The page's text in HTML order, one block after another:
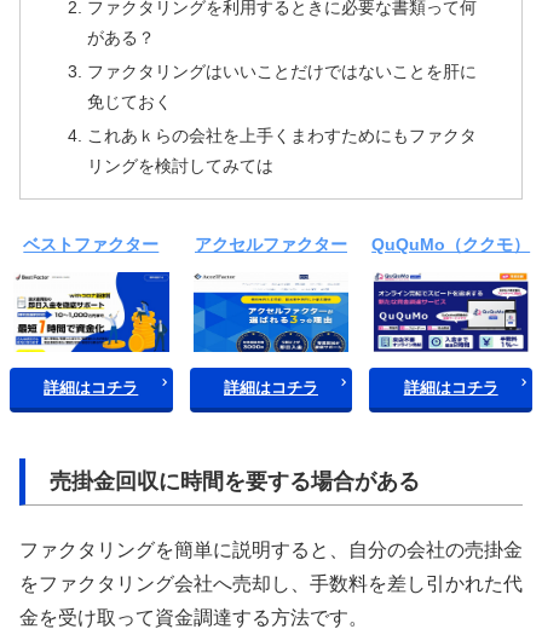
ファクタリングを利用するときに必要な書類って何
がある？
ファクタリングはいいことだけではないことを肝に
免じておく
これあｋらの会社を上手くまわすためにもファクタ
リングを検討してみては
ベストファクター
詳細はコチラ
アクセルファクター
詳細はコチラ
QuQuMo（ククモ）
詳細はコチラ
売掛金回収に時間を要する場合がある
ファクタリングを簡単に説明すると、自分の会社の売掛金
をファクタリング会社へ売却し、手数料を差し引かれた代
金を受け取って資金調達する方法です。